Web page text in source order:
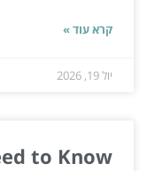
קרא עוד »
יול 19, 2026
to Know